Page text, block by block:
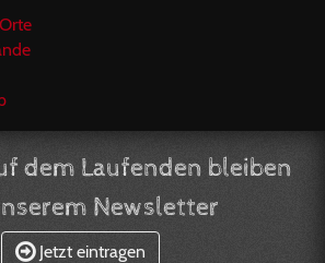
dem Laufenden bleiben
Newsletter
Jetzt eintragen